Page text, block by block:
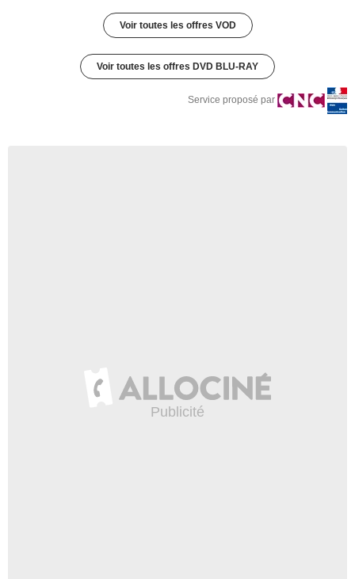
Voir toutes les offres VOD
Voir toutes les offres DVD BLU-RAY
Service proposé par